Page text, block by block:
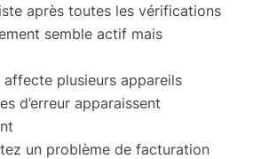
après toutes les vérifications
semble actif mais
affecte plusieurs appareils
d’erreur apparaissent
un problème de facturation